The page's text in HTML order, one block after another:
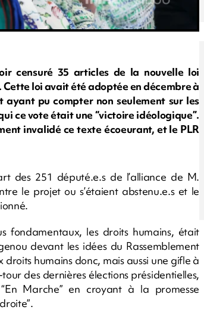
censuré 35 articles de la nouvelle loi
loi avait été adoptée en décembre à
ayant pu compter non seulement sur les
ce vote était une “victoire idéologique”.
invalidé ce texte écoeurant, et le PLR
des 251 député.e.s de l’alliance de M.
le projet ou s’étaient abstenu.e.s et le
fondamentaux, les droits humains, était
devant les idées du Rassemblement
humains donc, mais aussi une gifle à
des dernières élections présidentielles,
Marche” en croyant à la promesse